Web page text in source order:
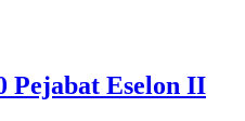
Pejabat Eselon II